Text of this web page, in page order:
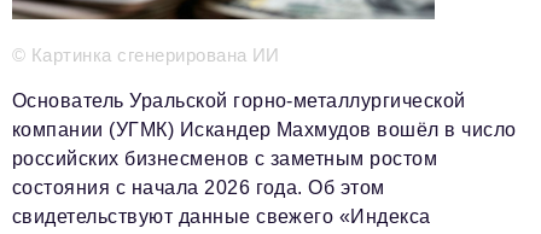
Отдел рекламы
Отдел распространения/редакционная подписка
podpiska@business-magazine.online
Отдел по работе с партнерами
partner@business-magazine.online
© Картинка сгенерирована ИИ
Основатель Уральской горно-металлургической
компании (УГМК) Искандер Махмудов вошёл в число
российских бизнесменов с заметным ростом
состояния с начала 2026 года. Об этом
свидетельствуют данные свежего «Индекса